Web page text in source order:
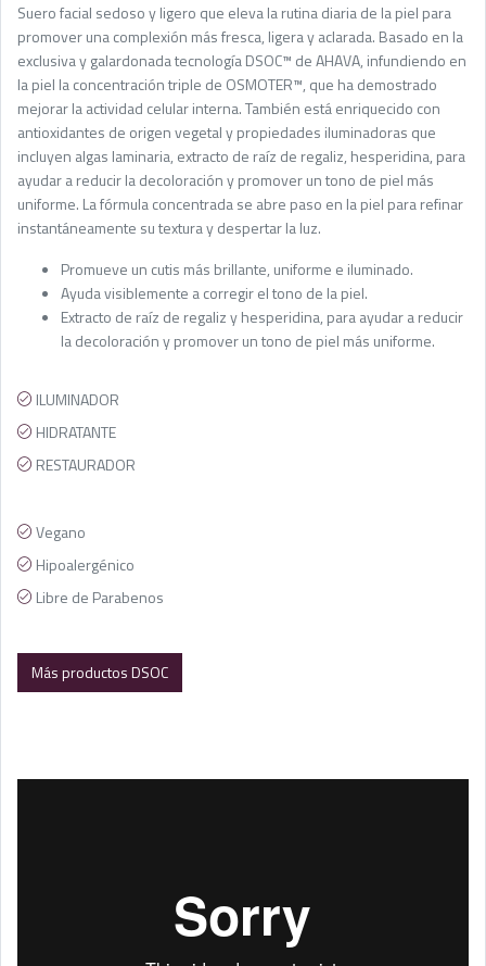
Suero facial sedoso y ligero que eleva la rutina diaria de la piel para
promover una complexión más fresca, ligera y aclarada. Basado en la
exclusiva y galardonada tecnología DSOC™ de AHAVA, infundiendo en
la piel la concentración triple de OSMOTER™, que ha demostrado
mejorar la actividad celular interna. También está enriquecido con
antioxidantes de origen vegetal y propiedades iluminadoras que
incluyen algas laminaria, extracto de raíz de regaliz, hesperidina, para
ayudar a reducir la decoloración y promover un tono de piel más
uniforme. La fórmula concentrada se abre paso en la piel para refinar
instantáneamente su textura y despertar la luz.
Promueve un cutis más brillante, uniforme e iluminado.
Ayuda visiblemente a corregir el tono de la piel.
Extracto de raíz de regaliz y hesperidina, para ayudar a reducir
la decoloración y promover un tono de piel más uniforme.
ILUMINADOR
HIDRATANTE
RESTAURADOR
Vegano
Hipoalergénico
Libre de Parabenos
Más productos DSOC